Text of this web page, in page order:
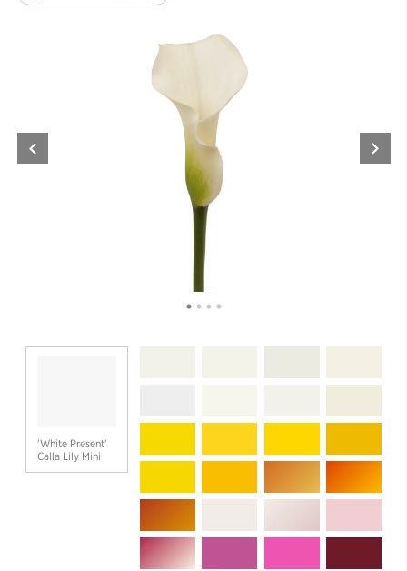
'White Present'
Calla Lily Mini